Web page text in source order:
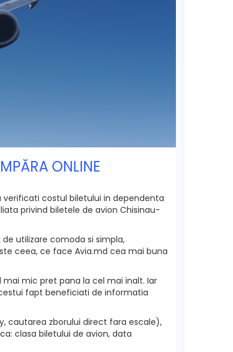
ONLINE
costul biletului in dependenta
privind biletele de avion Chisinau-
utilizare comoda si simpla,
ceea, ce face Avia.md cea mai buna
mic pret pana la cel mai inalt. Iar
fapt beneficiati de informatia
cautarea zborului direct fara escale),
clasa biletului de avion, data